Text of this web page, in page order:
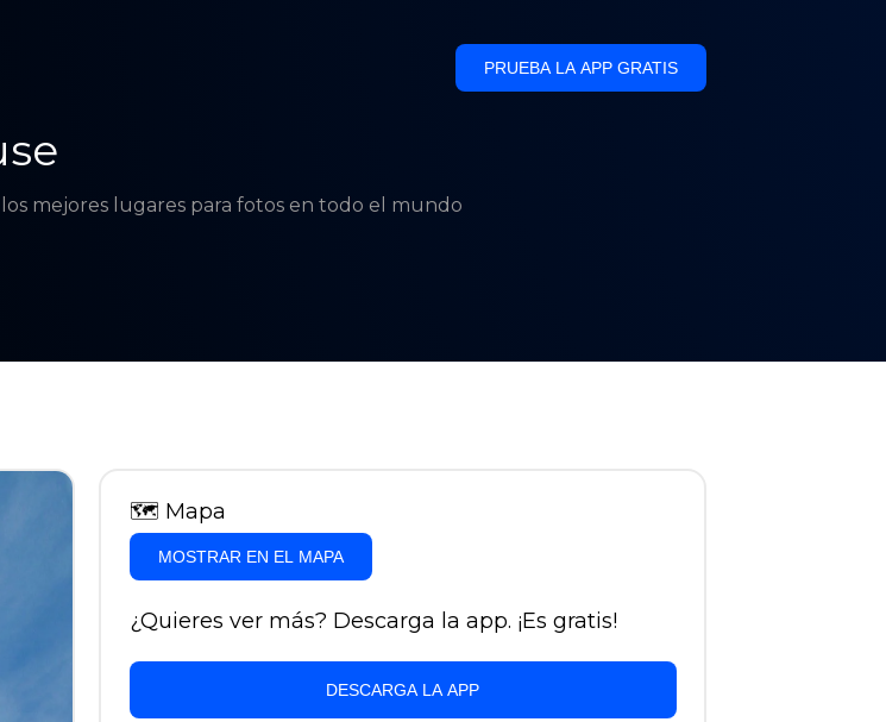
PRUEBA LA APP GRATIS
mejores lugares para fotos en todo el mundo
🗺 Mapa
MOSTRAR EN EL MAPA
¿Quieres ver más? Descarga la app. ¡Es gratis!
DESCARGA LA APP